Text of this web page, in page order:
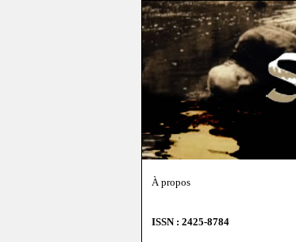
À propos
ISSN : 2425-8784